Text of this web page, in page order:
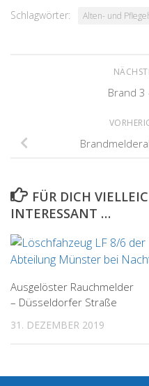
Schlagwörter: Alten- und
Brand 3
FÜR DICH
INTERESSANT …
Ausgelöster Rauchmelder
– Düsseldorfer Straße
31. DEZEMBER 2019